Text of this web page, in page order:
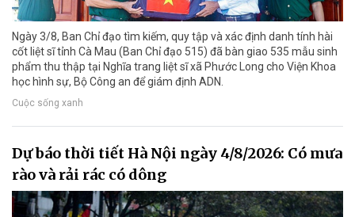
Ngày 3/8, Ban Chỉ đạo tìm kiếm, quy tập và xác định danh tính hài
cốt liệt sĩ tỉnh Cà Mau (Ban Chỉ đạo 515) đã bàn giao 535 mẫu sinh
phẩm thu thập tại Nghĩa trang liệt sĩ xã Phước Long cho Viện Khoa
học hình sự, Bộ Công an để giám định ADN.
Cuộc sống xanh
Dự báo thời tiết Hà Nội ngày 4/8/2026: Có mưa
rào và rải rác có dông